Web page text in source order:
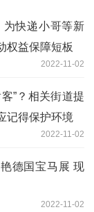
为快递小哥等新
权益保障短板
2022-11-02
”？相关街道提
记得保护环境
2022-11-02
德国宝马展 现
2022-11-02